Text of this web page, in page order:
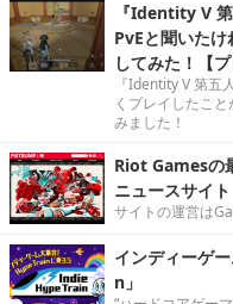
『Identity V
PvEと聞いた
してみた！【プ
『Identity V 第五
くプレイしたこ
みました！
Riot Gamesの
ニュースサイ
サイトの運営は
インディーゲ
n」